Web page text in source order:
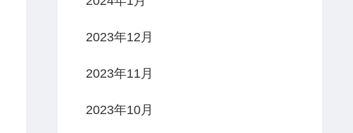
2023年12月
2023年11月
2023年10月